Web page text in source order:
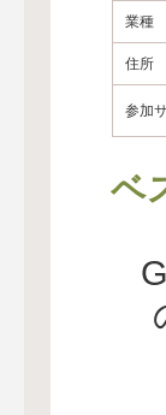
業種
住所
参加
ベ